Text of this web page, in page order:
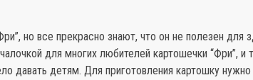
но все прекрасно знают, что он не полезен для
для многих любителей картошечки “Фри”, и
давать детям. Для приготовления картошку